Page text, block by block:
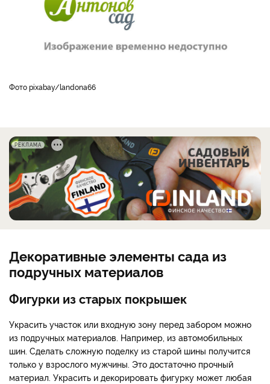
фото pixabay/landona66
РЕКЛАМА
Декоративные элементы сада из
подручных материалов
Фигурки из старых покрышек
Украсить участок или входную зону перед забором можно
из подручных материалов. Например, из автомобильных
шин. Сделать сложную поделку из старой шины получится
только у взрослого мужчины. Это достаточно прочный
материал. Украсить и декорировать фигурку может любая